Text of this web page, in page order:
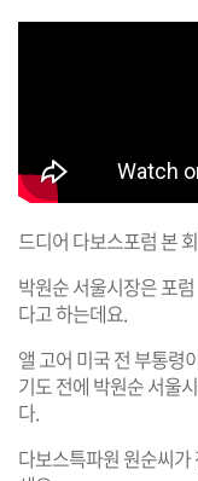
포
드디어 다보스포럼 본
박원순 서울시장은 포
다고 하는데요.
앨 고어 미국 전 부통령
기도 전에 박원순 서울
다.
다보스특파원 원순씨